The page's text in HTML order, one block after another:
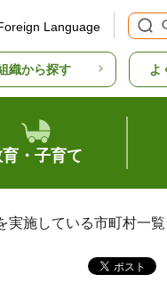
Language
織から探す よ
・子育て
実施している市町村一覧